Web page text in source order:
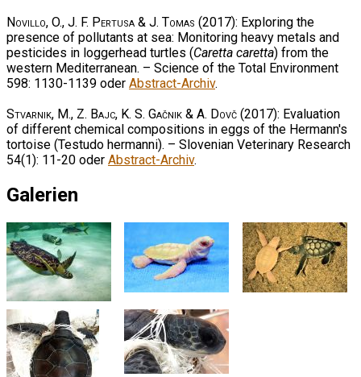
Novillo, O., J. F. Pertusa & J. Tomas (2017): Exploring the
presence of pollutants at sea: Monitoring heavy metals and
pesticides in loggerhead turtles (Caretta caretta) from the
western Mediterranean. – Science of the Total Environment
598: 1130-1139 oder Abstract-Archiv.
Stvarnik, M., Z. Bajc, K. S. Gačnik & A. Dovč (2017): Evaluation
of different chemical compositions in eggs of the Hermann's
tortoise (Testudo hermanni). – Slovenian Veterinary Research
54(1): 11-20 oder Abstract-Archiv.
Galerien